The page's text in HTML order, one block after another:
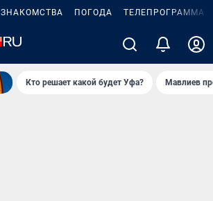
ЗНАКОМСТВА ПОГОДА ТЕЛЕПРОГРАММА
Кто решает какой будет Уфа? Мавлиев